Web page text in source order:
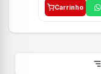
Carrinho